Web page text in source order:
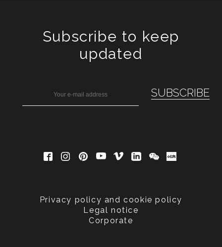
Subscribe to keep
updated
Privacy policy and cookie policy
Legal notice
Corporate